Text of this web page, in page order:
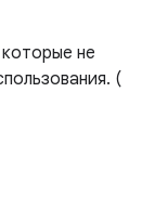
не
(